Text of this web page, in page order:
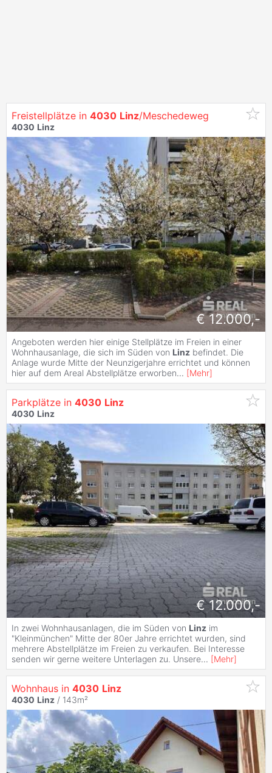
Freistellplätze in 4030 Linz/Meschedeweg
4030 Linz
€ 12.000,-
Angeboten werden hier einige Stellplätze im Freien in einer
Wohnhausanlage, die sich im Süden von Linz befindet. Die
Anlage wurde Mitte der Neunzigerjahre errichtet und können
hier auf dem Areal Abstellplätze erworben... [Mehr]
Parkplätze in 4030 Linz
4030 Linz
€ 12.000,-
In zwei Wohnhausanlagen, die im Süden von Linz im
"Kleinmünchen" Mitte der 80er Jahre errichtet wurden, sind
mehrere Abstellplätze im Freien zu verkaufen. Bei Interesse
senden wir gerne weitere Unterlagen zu. Unsere... [Mehr]
Wohnhaus in 4030 Linz
4030 Linz / 143m²